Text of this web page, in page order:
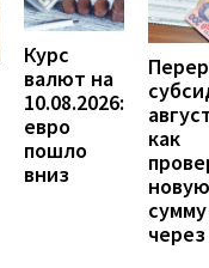
Курс
валют на
10.08.2026:
евро
пошло
вниз
как
новую
сумму